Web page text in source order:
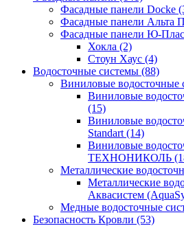
Фасадные панели Docke
Фасадные панели Альта
Фасадные панели Ю-
Хокла (2)
Стоун Хаус (4)
Водосточные системы (88)
Виниловые водосточные
Виниловые
(15)
Виниловые
Standart (14)
Виниловые
ТЕХНОНИКОЛЬ
Металлические
Металлические
Аквасистем
Медные водосточные
Безопасность Кровли (53)